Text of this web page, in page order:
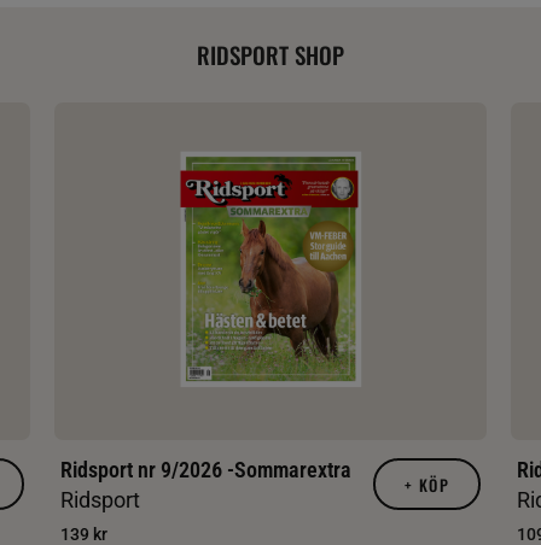
RIDSPORT SHOP
Ridsport nr 9/2026 -Sommarextra
Ridsport
139 kr
+ KÖP